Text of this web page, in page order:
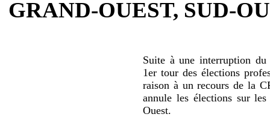
GRAND-OUEST, SUD-
Suite à une interruption
1er tour des élections
raison à un recours de la
annule les élections sur
Ouest.